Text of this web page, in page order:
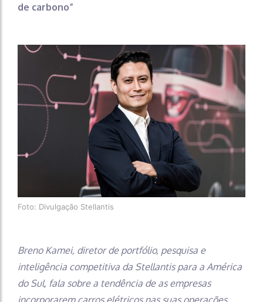
de carbono”
Foto: Divulgação Stellantis
Breno Kamei, diretor de portfólio, pesquisa e
inteligência competitiva da Stellantis para a América
do Sul, fala sobre a tendência de as empresas
incorporarem carros elétricos nas suas operações.